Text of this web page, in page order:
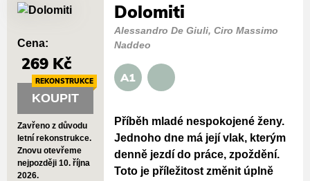
Dolomiti
Alessandro De Giuli, Ciro Massimo
Naddeo
A1
Příběh mladé nespokojené ženy.
Jednoho dne má její vlak, kterým
denně jezdí do práce, zpoždění.
Toto je příležitost změnit úplně
Cena:
269 Kč
KOUPIT
REKONSTRUKCE
Zavřeno z důvodu
letní rekonstrukce.
Znovu otevřeme
nejpozději 10. října
2026.